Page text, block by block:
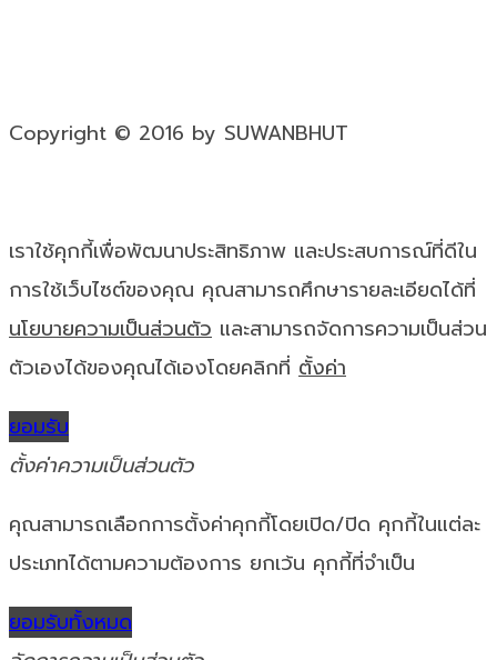
Copyright © 2016 by SUWANBHUT
เราใช้คุกกี้เพื่อพัฒนาประสิทธิภาพ และประสบการณ์ที่ดีใน
การใช้เว็บไซต์ของคุณ คุณสามารถศึกษารายละเอียดได้ที่
นโยบายความเป็นส่วนตัว และสามารถจัดการความเป็นส่วน
ตัวเองได้ของคุณได้เองโดยคลิกที่ ตั้งค่า
ยอมรับ
ตั้งค่าความเป็นส่วนตัว
คุณสามารถเลือกการตั้งค่าคุกกี้โดยเปิด/ปิด คุกกี้ในแต่ละ
ประเภทได้ตามความต้องการ ยกเว้น คุกกี้ที่จำเป็น
ยอมรับทั้งหมด